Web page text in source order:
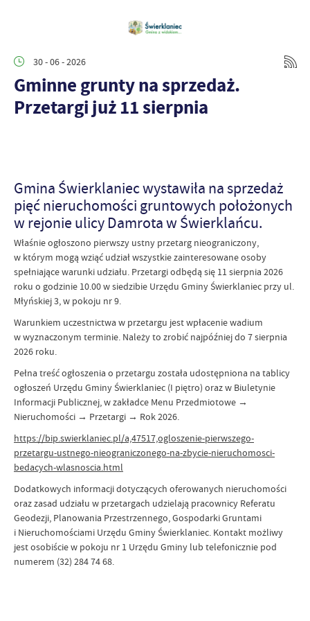
30 - 06 - 2026
Gminne grunty na sprzedaż.
Przetargi już 11 sierpnia
Gmina Świerklaniec wystawiła na sprzedaż
pięć nieruchomości gruntowych położonych
w rejonie ulicy Damrota w Świerklańcu.
Właśnie ogłoszono pierwszy ustny przetarg nieograniczony,
w którym mogą wziąć udział wszystkie zainteresowane osoby
spełniające warunki udziału. Przetargi odbędą się 11 sierpnia 2026
roku o godzinie 10.00 w siedzibie Urzędu Gminy Świerklaniec przy ul.
Młyńskiej 3, w pokoju nr 9.
Warunkiem uczestnictwa w przetargu jest wpłacenie wadium
w wyznaczonym terminie. Należy to zrobić najpóźniej do 7 sierpnia
2026 roku.
Pełna treść ogłoszenia o przetargu została udostępniona na tablicy
ogłoszeń Urzędu Gminy Świerklaniec (I piętro) oraz w Biuletynie
Informacji Publicznej, w zakładce Menu Przedmiotowe →
Nieruchomości → Przetargi → Rok 2026.
https://bip.swierklaniec.pl/a,47517,ogloszenie-pierwszego-
przetargu-ustnego-nieograniczonego-na-zbycie-nieruchomosci-
bedacych-wlasnoscia.html
Dodatkowych informacji dotyczących oferowanych nieruchomości
oraz zasad udziału w przetargach udzielają pracownicy Referatu
Geodezji, Planowania Przestrzennego, Gospodarki Gruntami
i Nieruchomościami Urzędu Gminy Świerklaniec. Kontakt możliwy
jest osobiście w pokoju nr 1 Urzędu Gminy lub telefonicznie pod
numerem (32) 284 74 68.